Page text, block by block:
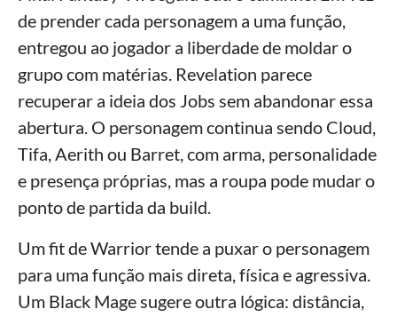
de prender cada personagem a uma função,
entregou ao jogador a liberdade de moldar o
grupo com matérias. Revelation parece
recuperar a ideia dos Jobs sem abandonar essa
abertura. O personagem continua sendo Cloud,
Tifa, Aerith ou Barret, com arma, personalidade
e presença próprias, mas a roupa pode mudar o
ponto de partida da build.
Um fit de Warrior tende a puxar o personagem
para uma função mais direta, física e agressiva.
Um Black Mage sugere outra lógica: distância,